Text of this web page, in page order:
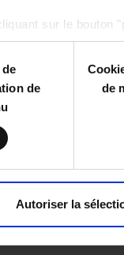
sur le bouton
de
de
Autoriser la